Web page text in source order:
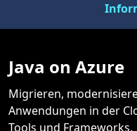
Java on Azure
Migrieren,
Anwendungen in der
Tools und Frameworks.